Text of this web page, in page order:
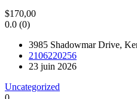
$170,00
0.0 (0)
3985 Shadowmar Drive,
2106220256
23 juin 2026
Uncategorized